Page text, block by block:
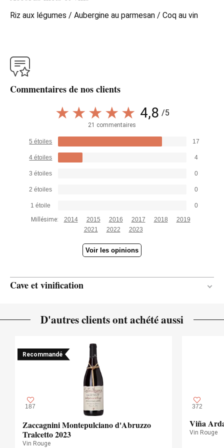
Riz aux légumes / Aubergine au parmesan / Coq au vin
Commentaires de nos clients
4,8 /5
21 commentaires
5 étoiles 17
4 étoiles 4
3 étoiles 0
2 étoiles 0
1 étoile
0
Millésime:
2014 2015 2016 2017 2018
2019
2021
2022 2023
Voir les opinions
Cave et vinification
VINIFICATION
TYPE DE BOIS Chênes français et américain
D'autres clients ont achété aussi
Recommandé
187
Zaccagnini Montepulciano d'Abruzzo
Tralcetto 2023
Vin Rouge
372
Viña
Vin Rouge